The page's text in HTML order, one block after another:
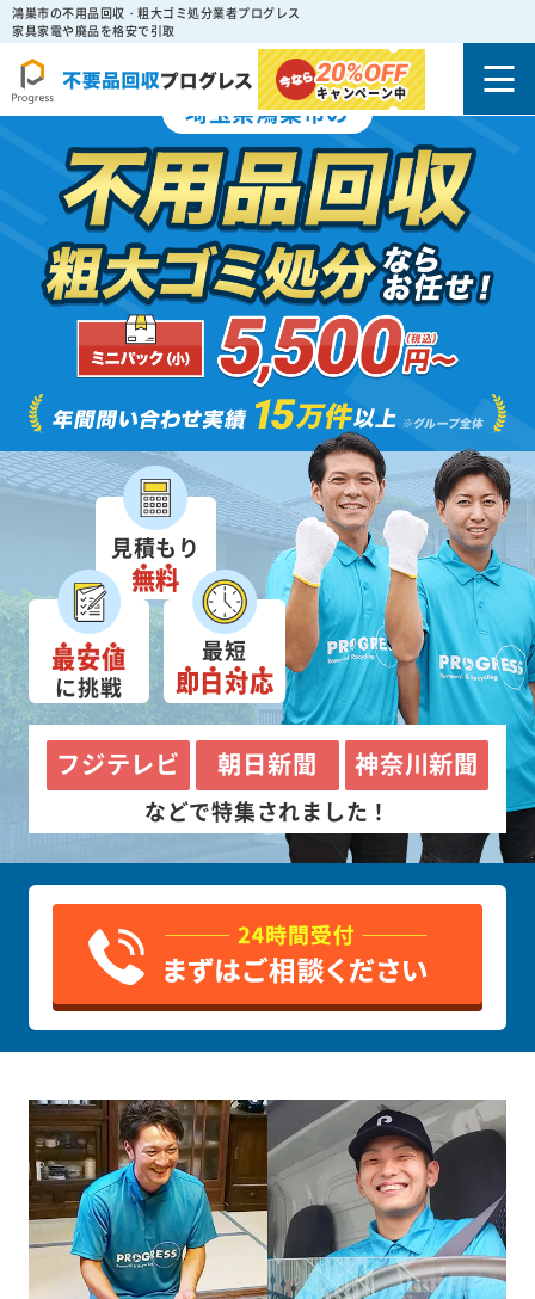
鴻巣市の不用品回収・粗大ゴミ処分業者プログレス
家具家電や廃品を格安で引取
20%OFF
キャンペーン中
埼玉県鴻巣市の
見積もり
無料
最安値
に挑戦
最短
即日対応
フジテレビ 朝日新聞 神奈川新聞
などで特集されました！